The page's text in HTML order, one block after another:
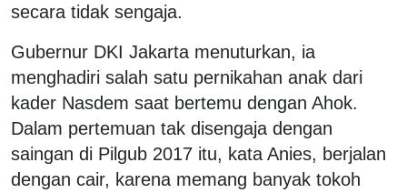
secara tidak sengaja.
Gubernur DKI Jakarta menuturkan, ia
menghadiri salah satu pernikahan anak dari
kader Nasdem saat bertemu dengan Ahok.
Dalam pertemuan tak disengaja dengan
saingan di Pilgub 2017 itu, kata Anies, berjalan
dengan cair, karena memang banyak tokoh